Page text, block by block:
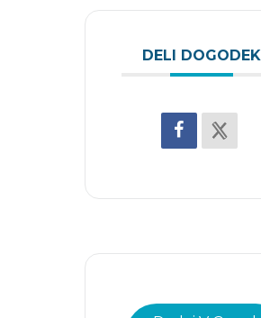
DELI DOGODEK